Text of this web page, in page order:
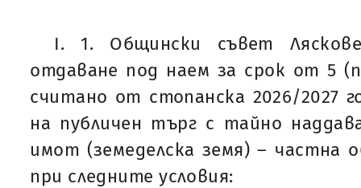
І. 1. Общински съвет
отдаване под наем за срок от 5
считано от стопанска 2026/2027
на публичен търг с тайно
имот (земеделска земя) – частна
при следните условия: